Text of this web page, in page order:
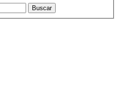
Buscar